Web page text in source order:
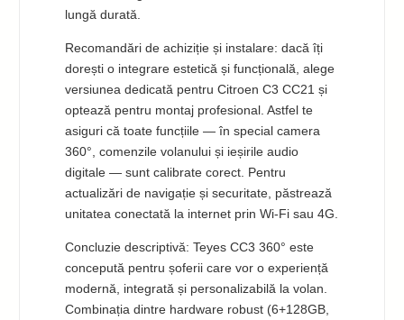
lungă durată.
Recomandări de achiziție și instalare: dacă îți
dorești o integrare estetică și funcțională, alege
versiunea dedicată pentru Citroen C3 CC21 și
optează pentru montaj profesional. Astfel te
asiguri că toate funcțiile — în special camera
360°, comenzile volanului și ieșirile audio
digitale — sunt calibrate corect. Pentru
actualizări de navigație și securitate, păstrează
unitatea conectată la internet prin Wi-Fi sau 4G.
Concluzie descriptivă: Teyes CC3 360° este
concepută pentru șoferii care vor o experiență
modernă, integrată și personalizabilă la volan.
Combinația dintre hardware robust (6+128GB,